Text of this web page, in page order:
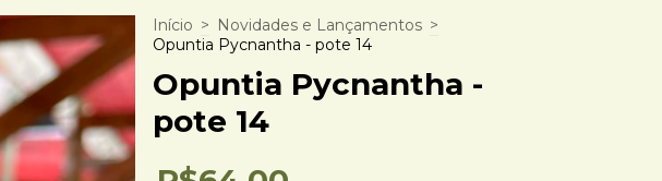
Início > Novidades e Lançamentos >
Opuntia Pycnantha - pote 14
Opuntia Pycnantha -
pote 14